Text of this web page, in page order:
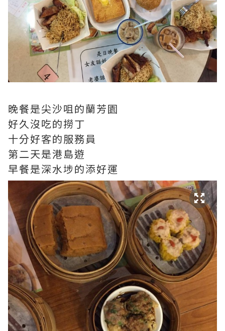
晚餐是尖沙咀的蘭芳園
好久沒吃的撈丁
十分好客的服務員
第二天是港島遊
早餐是深水埗的添好運